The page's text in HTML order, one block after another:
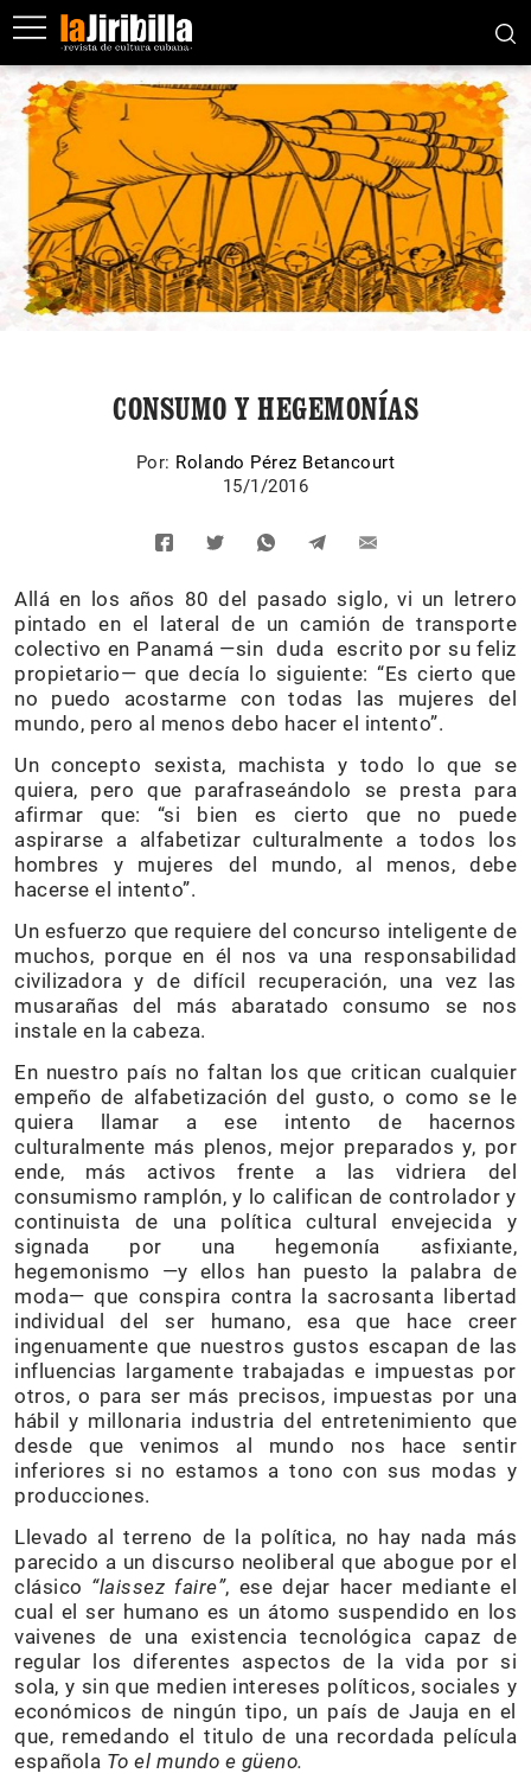
CONSUMO Y HEGEMONÍAS
Por: Rolando Pérez Betancourt
15/1/2016
Allá en los años 80 del pasado siglo, vi un letrero
pintado en el lateral de un camión de transporte
colectivo en Panamá —sin duda escrito por su feliz
propietario— que decía lo siguiente: “Es cierto que
no puedo acostarme con todas las mujeres del
mundo, pero al menos debo hacer el intento”.
Un concepto sexista, machista y todo lo que se
quiera, pero que parafraseándolo se presta para
afirmar que: “si bien es cierto que no puede
aspirarse a alfabetizar culturalmente a todos los
hombres y mujeres del mundo, al menos, debe
hacerse el intento”.
Un esfuerzo que requiere del concurso inteligente de
muchos, porque en él nos va una responsabilidad
civilizadora y de difícil recuperación, una vez las
musarañas del más abaratado consumo se nos
instale en la cabeza.
En nuestro país no faltan los que critican cualquier
empeño de alfabetización del gusto, o como se le
quiera llamar a ese intento de hacernos
culturalmente más plenos, mejor preparados y, por
ende, más activos frente a las vidriera del
consumismo ramplón, y lo califican de controlador y
continuista de una política cultural envejecida y
signada por una hegemonía asfixiante,
hegemonismo —y ellos han puesto la palabra de
moda— que conspira contra la sacrosanta libertad
individual del ser humano, esa que hace creer
ingenuamente que nuestros gustos escapan de las
influencias largamente trabajadas e impuestas por
otros, o para ser más precisos, impuestas por una
hábil y millonaria industria del entretenimiento que
desde que venimos al mundo nos hace sentir
inferiores si no estamos a tono con sus modas y
producciones.
Llevado al terreno de la política, no hay nada más
parecido a un discurso neoliberal que abogue por el
clásico “laissez faire”, ese dejar hacer mediante el
cual el ser humano es un átomo suspendido en los
vaivenes de una existencia tecnológica capaz de
regular los diferentes aspectos de la vida por si
sola, y sin que medien intereses políticos, sociales y
económicos de ningún tipo, un país de Jauja en el
que, remedando el titulo de una recordada película
española To el mundo e güeno.